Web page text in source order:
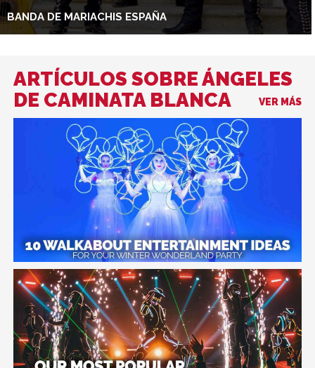
BANDA DE MARIACHIS ESPAÑA
ARTÍCULOS SOBRE ÁNGELES
DE CAMINATA BLANCA
VER MÁS